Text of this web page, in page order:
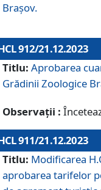
Brașov.
912/21.12.2023
Titlu: Aprobarea
Grădinii Zoologice
Observații :
911/21.12.2023
Titlu: Modificarea
aprobarea tarifelor